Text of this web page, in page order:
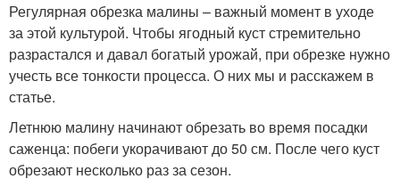
Регулярная обрезка малины – важный момент в уходе
за этой культурой. Чтобы ягодный куст стремительно
разрастался и давал богатый урожай, при обрезке нужно
учесть все тонкости процесса. О них мы и расскажем в
статье.
Летнюю малину начинают обрезать во время посадки
саженца: побеги укорачивают до 50 см. После чего куст
обрезают несколько раз за сезон.